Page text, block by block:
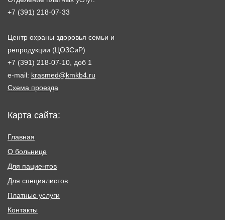
+7 (391) 218-07-33
Центр охраны здоровья семьи и
репродукции (ЦОЗСиР)
+7 (391) 218-07-10, доб 1
e-mail: krasmed@kmkb4.ru
Схема проезда
Карта сайта:
Главная
О больнице
Для пациентов
Для специалистов
Платные услуги
Контакты